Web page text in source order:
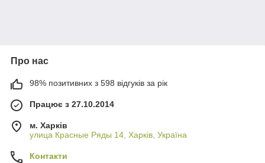
Про нас
98% позитивних з 598 відгуків за рік
Працює з 27.10.2014
м. Харків
улица Красные Ряды 14, Харків, Україна
Контакти